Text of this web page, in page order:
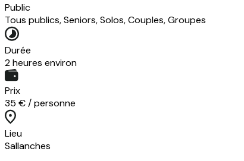
Public
Tous publics, Seniors, Solos, Couples, Groupes
Durée
2 heures environ
Prix
35 € / personne
Lieu
Sallanches